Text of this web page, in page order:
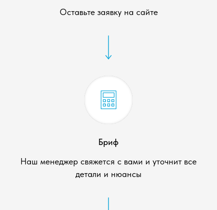
Оставьте заявку на сайте
Бриф
Наш менеджер свяжется с вами и уточнит все
детали и нюансы